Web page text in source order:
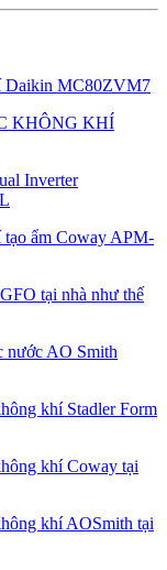
Daikin MC80ZVM7
KHÔNG KHÍ
Inverter
ẩm Coway APM-
tại nhà như thế
nước AO Smith
khí Stadler Form
khí Coway tại
khí AOSmith tại